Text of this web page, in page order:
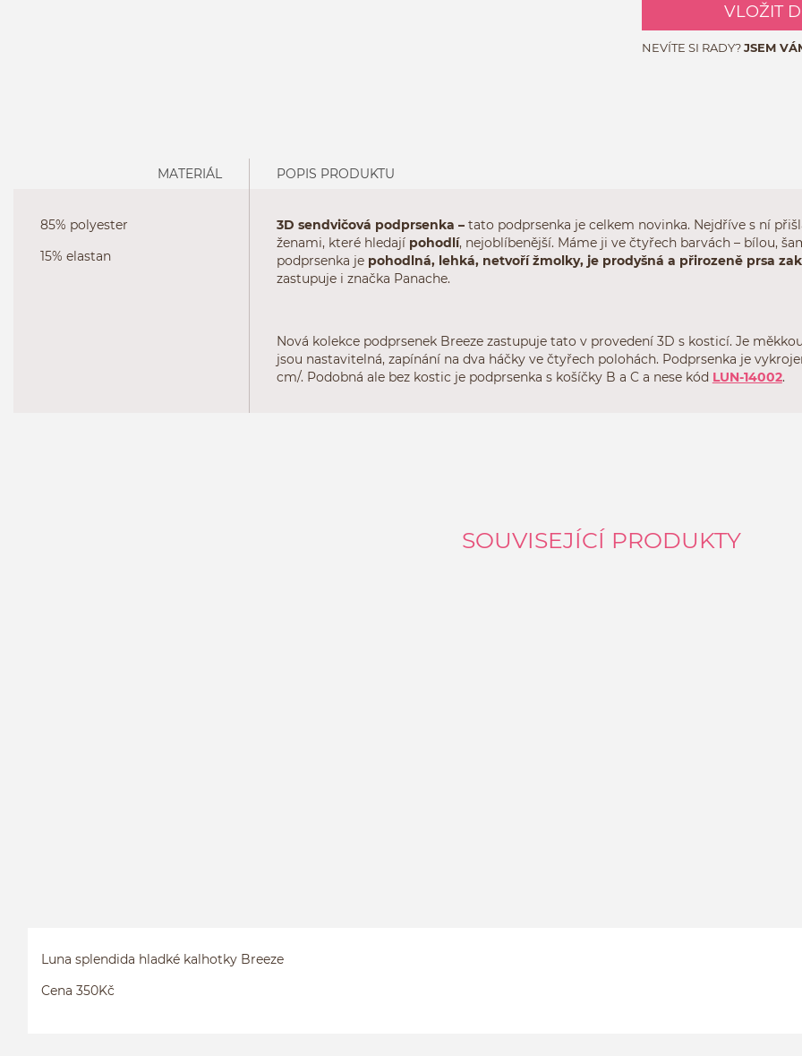
VLOŽIT
NEVÍTE SI RADY?JSEM
MATERIÁL
85% polyester
15% elastan
POPIS PRODUKTU
3D sendvičová podprsenka – tato podprsenka je celkem novinka. Nejdříve s ní
ženami, které hledají pohodlí, nejoblíbenější. Máme ji ve čtyřech barvách – bílou,
podprsenka je pohodlná, lehká, netvoří žmolky, je prodyšná a přirozeně prsa
zastupuje i značka Panache.
Nová kolekce podprsenek Breeze zastupuje tato v provedení 3D s kosticí. Je
jsou nastavitelná, zapínání na dva háčky ve čtyřech polohách. Podprsenka je
cm/. Podobná ale bez kostic je podprsenka s košíčky B a C a nese kód LUN-14002.
SOUVISEJÍCÍ PRODUKTY
Luna splendida hladké kalhotky Breeze
Cena 350Kč